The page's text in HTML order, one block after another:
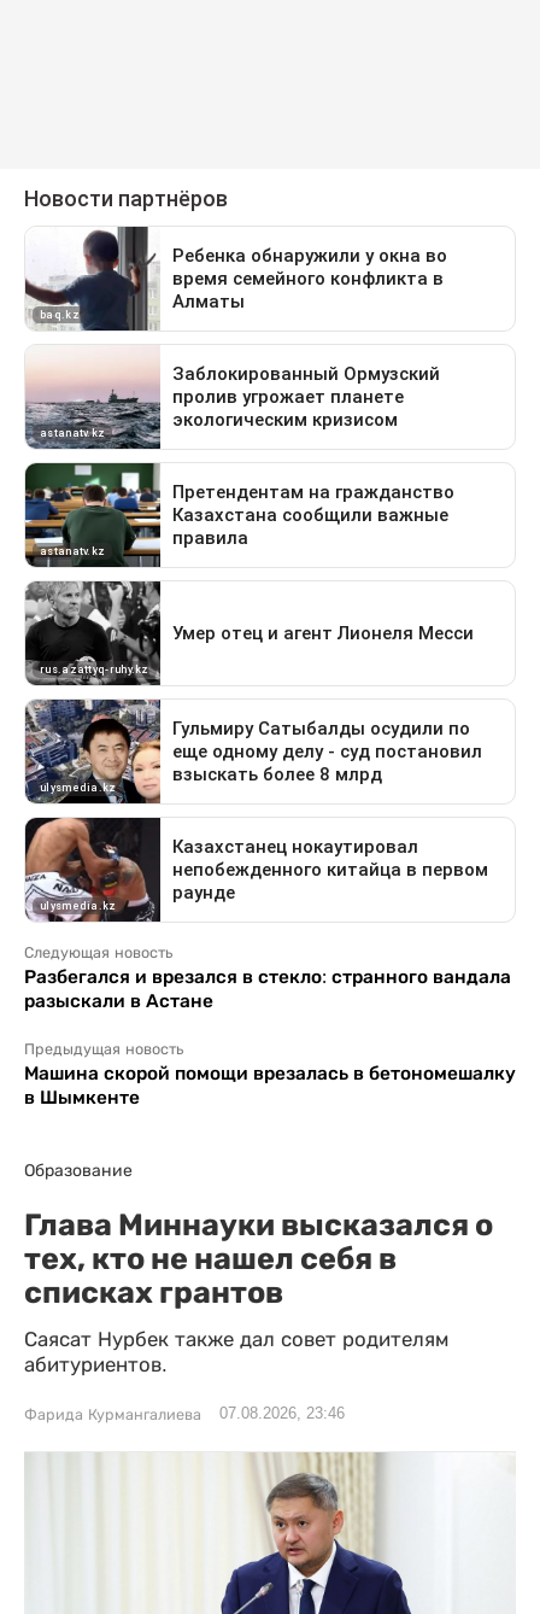
Следующая новость
Разбегался и врезался в стекло: странного вандала
разыскали в Астане
Предыдущая новость
Машина скорой помощи врезалась в бетономешалку
в Шымкенте
Образование
Глава Миннауки высказался о
тех, кто не нашел себя в
списках грантов
Саясат Нурбек также дал совет родителям
абитуриентов.
Фарида Курмангалиева 07.08.2026, 23:46